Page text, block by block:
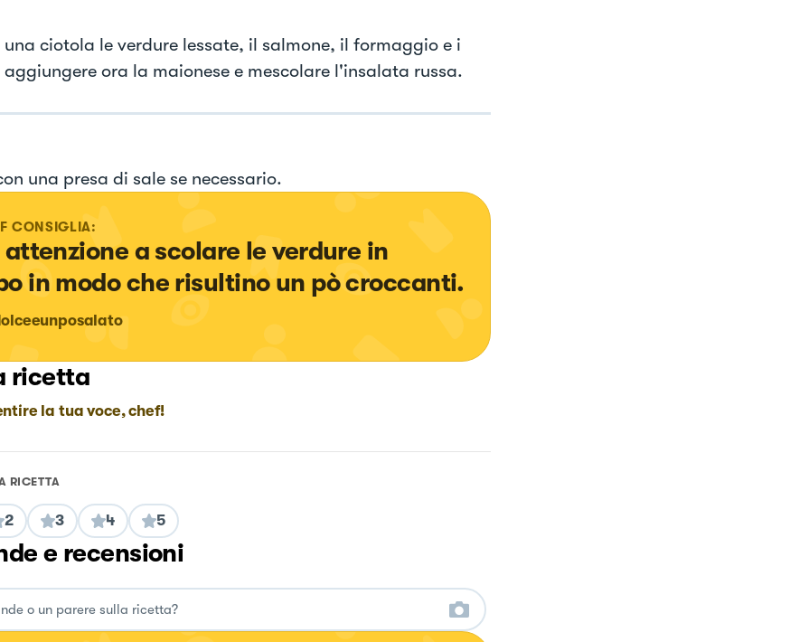
una ciotola le verdure lessate, il salmone, il formaggio e i
ora la maionese e mescolare l'insalata russa.
una presa di sale se necessario.
CONSIGLIA:
attenzione a scolare le verdure in
in modo che risultino un pò croccanti.
ricetta
la tua voce, chef!
RICETTA
2 3 4 5
e recensioni